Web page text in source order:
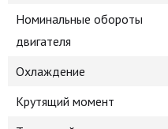
Номинальные обороты
двигателя
Охлаждение
Крутящий момент